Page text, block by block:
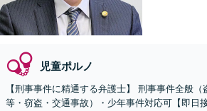
児童ポルノ
【刑事事件に精通する弁護士】 刑事事件全般
等・窃盗・交通事故）・少年事件対応可【即日